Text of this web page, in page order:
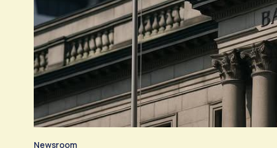
Newsroom